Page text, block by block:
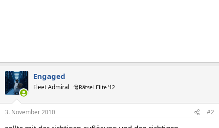
Engaged
Fleet Admiral 🎅Rätsel-Elite ’12
3. November 2010 #2